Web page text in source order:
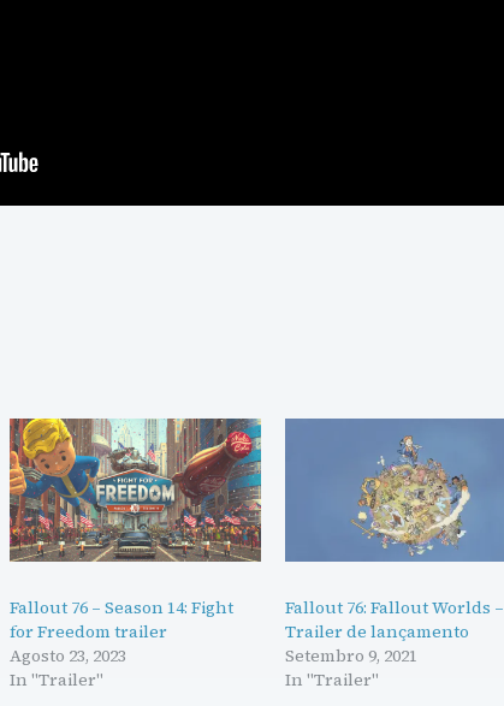
Fallout 76 – Season 14: Fight
for Freedom trailer
Agosto 23, 2023
In "Trailer"
Fallout 76: Fallout Worlds –
Trailer de lançamento
Setembro 9, 2021
In "Trailer"